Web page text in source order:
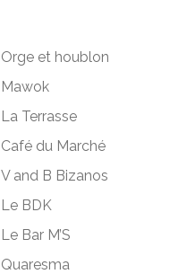
Orge et houblon
Mawok
La Terrasse
Café du Marché
V and B Bizanos
Le BDK
Le Bar M’S
Quaresma